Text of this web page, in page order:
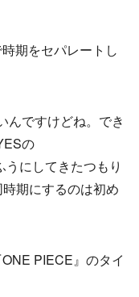
期をセパレートし
んですけどね。でき
の
うにしてきたつもり
期にするのは初め
PIECE』のタイ